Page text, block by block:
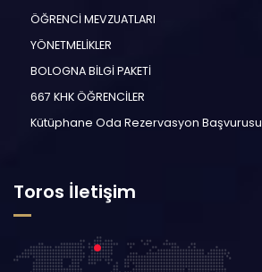
ÖĞRENCİ MEVZUATLARI
YÖNETMELİKLER
BOLOGNA BİLGİ PAKETİ
667 KHK ÖĞRENCİLER
Kütüphane Oda Rezervasyon Başvurusu
Toros İletişim